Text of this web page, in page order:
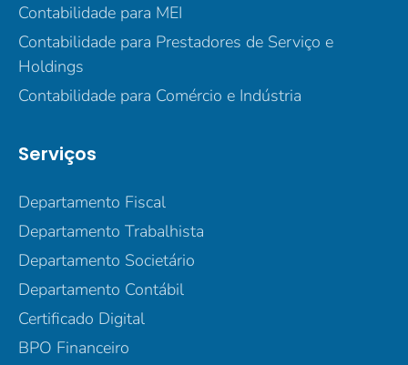
Contabilidade para MEI
Contabilidade para Prestadores de Serviço e
Holdings
Contabilidade para Comércio e Indústria
Serviços
Departamento Fiscal
Departamento Trabalhista
Departamento Societário
Departamento Contábil
Certificado Digital
BPO Financeiro